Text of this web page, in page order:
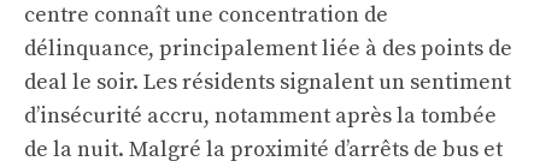
centre connaît une concentration de
délinquance, principalement liée à des points de
deal le soir. Les résidents signalent un sentiment
d’insécurité accru, notamment après la tombée
de la nuit. Malgré la proximité d’arrêts de bus et